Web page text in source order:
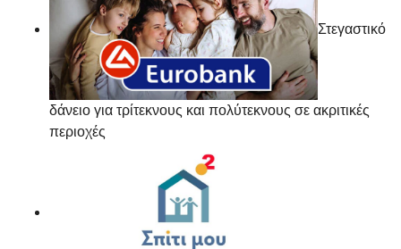
Στεγαστικό
δάνειο για τρίτεκνους και πολύτεκνους σε ακριτικές
περιοχές